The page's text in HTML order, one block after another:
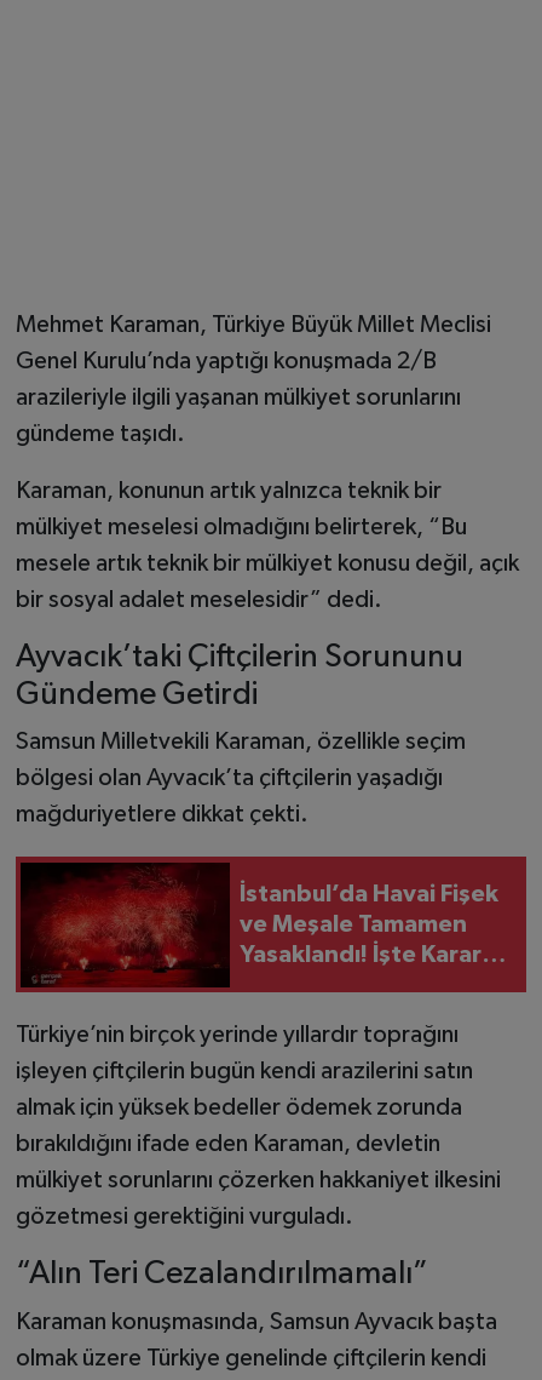
Mehmet Karaman, Türkiye Büyük Millet Meclisi
Genel Kurulu’nda yaptığı konuşmada 2/B
arazileriyle ilgili yaşanan mülkiyet sorunlarını
gündeme taşıdı.
Karaman, konunun artık yalnızca teknik bir
mülkiyet meselesi olmadığını belirterek, “Bu
mesele artık teknik bir mülkiyet konusu değil, açık
bir sosyal adalet meselesidir” dedi.
Ayvacık’taki Çiftçilerin Sorununu
Gündeme Getirdi
Samsun Milletvekili Karaman, özellikle seçim
bölgesi olan Ayvacık’ta çiftçilerin yaşadığı
mağduriyetlere dikkat çekti.
İstanbul’da Havai Fişek
ve Meşale Tamamen
Yasaklandı! İşte Kararın
Türkiye’nin birçok yerinde yıllardır toprağını
işleyen çiftçilerin bugün kendi arazilerini satın
almak için yüksek bedeller ödemek zorunda
bırakıldığını ifade eden Karaman, devletin
mülkiyet sorunlarını çözerken hakkaniyet ilkesini
gözetmesi gerektiğini vurguladı.
“Alın Teri Cezalandırılmamalı”
Karaman konuşmasında, Samsun Ayvacık başta
olmak üzere Türkiye genelinde çiftçilerin kendi